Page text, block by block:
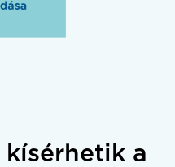
kísérhetik a